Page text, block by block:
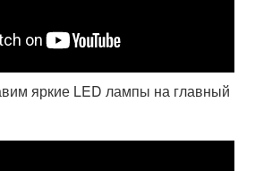
яркие LED лампы на главный